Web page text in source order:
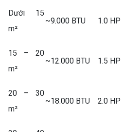
Dưới 15
m²
~9.000 BTU 1.0 HP
15 – 20
m²
~12.000 BTU 1.5 HP
20 – 30
m²
~18.000 BTU 2.0 HP